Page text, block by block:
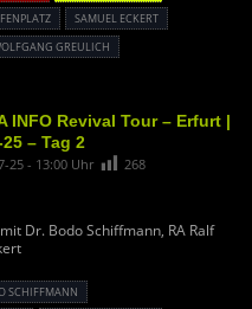
SAMUEL ECKERT
GREULICH
INFO Revival Tour – Erfurt |
– Tag 2
25 - 13:00 Uhr 268
Dr. Bodo Schiffmann, RA Ralf
SCHIFFMANN